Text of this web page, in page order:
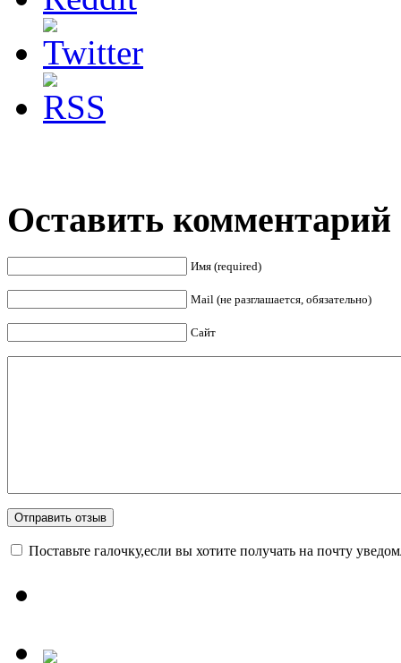
Оставить комментарий
Имя (required)
Mail (не разглашается, обязательно)
Сайт
Поставьте галочку,если вы хотите получать на почту